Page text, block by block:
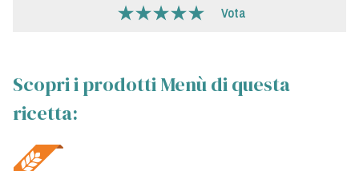
Vota
Scopri i prodotti Menù di questa
ricetta: